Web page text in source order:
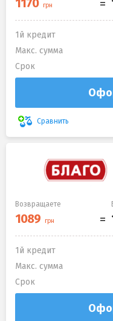
1й кредит
Макс. сумма
Срок
Сравнить
Возвращаете
1й кредит
Макс. сумма
Срок